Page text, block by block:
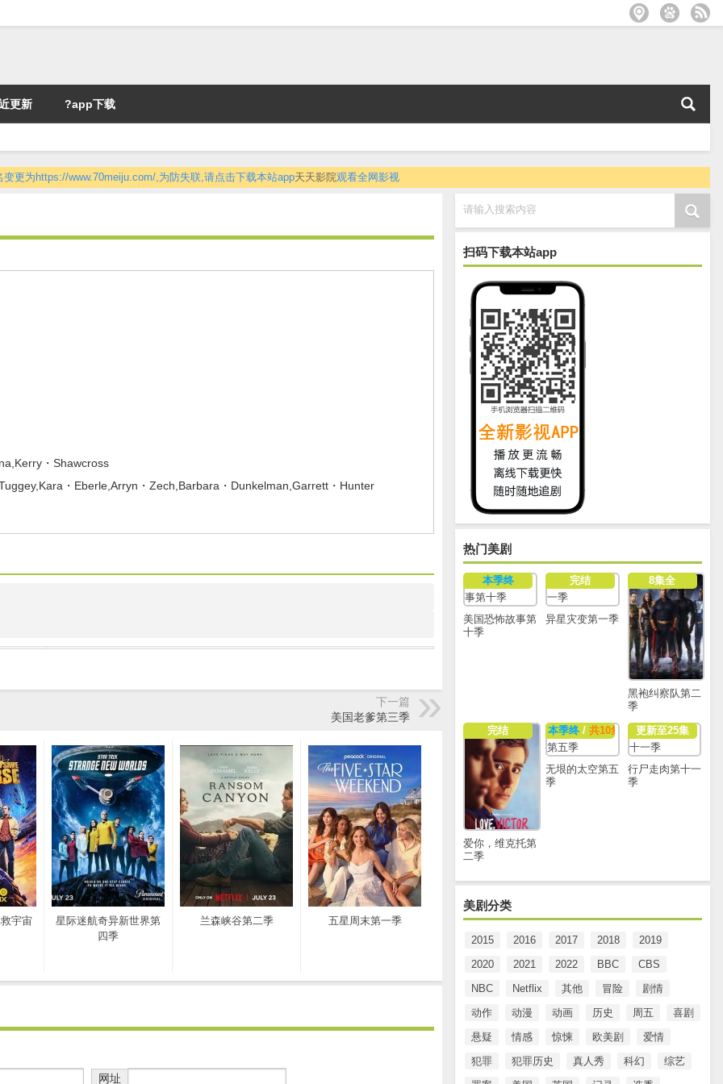
更新 ?app下载
变更为https://www.70meiju.com/,为防失联,请点击下载本站app天天影院观看全网影视
请输入搜索内容
扫码下载本站app
热门美剧
本季终
美国恐怖故事第
十季
完结
异星灾变第一季
8集全
黑袍纠察队第二
季
完结
爱你，维克托第
二季
本季终/ 共10集
无垠的太空第五
季
更新至25集
行尸走肉第十一
季
美剧分类
2015 2016 2017 2018
2019
2020
2021 2022 BBC
CBS
NBC
Netflix 其他 冒险
剧情
动作
动漫 动画 历史 周五
喜剧
悬疑
情感 惊悚 欧美剧
爱情
犯罪
犯罪历史 真人秀 科幻
综艺
・Shawcross
・Eberle,Arryn・Zech,Barbara・Dunkelman,Garrett・Hunter
下一篇
美国老爹第三季
宇宙
星际迷航奇异新世界第
四季
兰森峡谷第二季 五星周末第一季
网址